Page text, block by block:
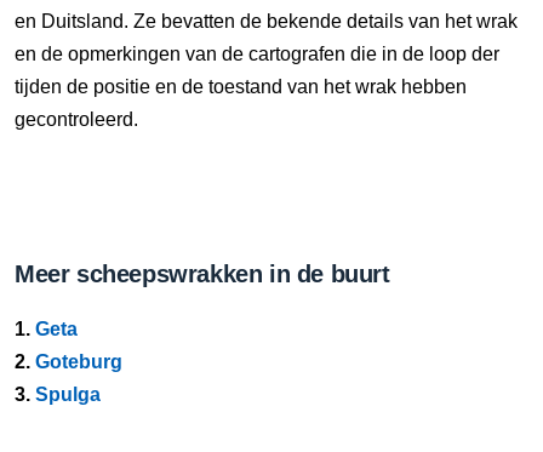
en Duitsland. Ze bevatten de bekende details van het wrak
en de opmerkingen van de cartografen die in de loop der
tijden de positie en de toestand van het wrak hebben
gecontroleerd.
Meer scheepswrakken in de buurt
1. Geta
2. Goteburg
3. Spulga